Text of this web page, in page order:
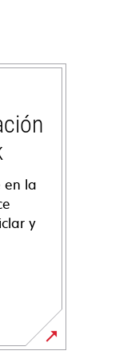
en la
y